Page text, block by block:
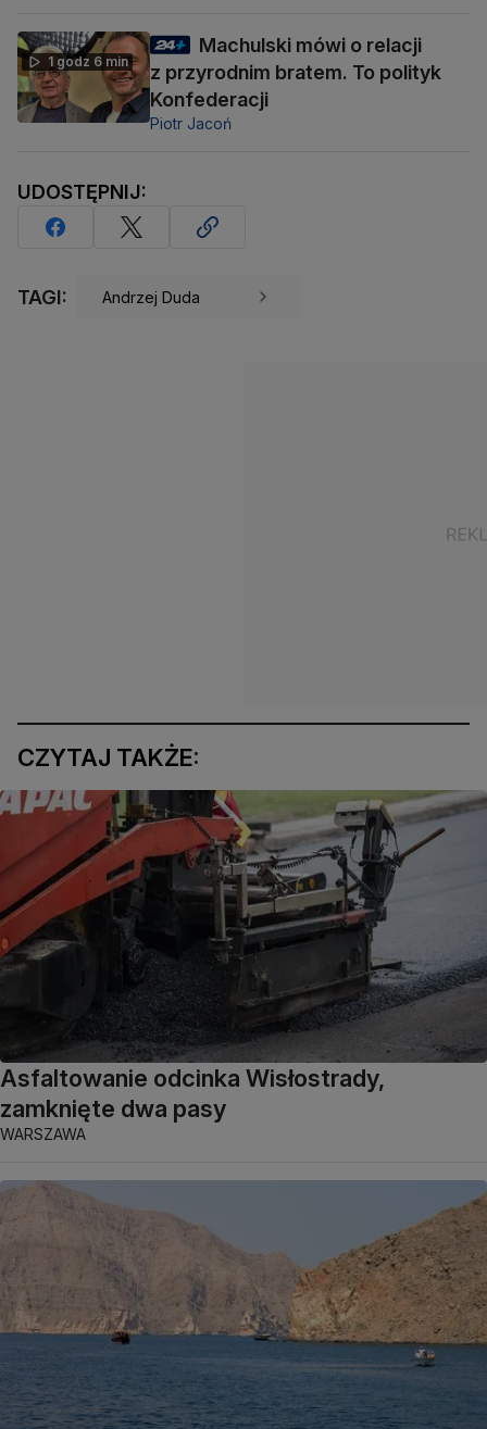
1 godz 6 min
Machulski mówi o relacji
z przyrodnim bratem. To polityk
Konfederacji
Piotr Jacoń
UDOSTĘPNIJ:
TAGI: Andrzej Duda
CZYTAJ TAKŻE:
Asfaltowanie odcinka Wisłostrady,
zamknięte dwa pasy
WARSZAWA